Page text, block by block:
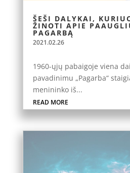
ŠEŠI DALYKAI,
ŽINOTI APIE
PAGARBĄ
2021.02.26
1960-ųjų pabaigoje viena
pavadinimu „Pagarba“
menininko iš...
READ MORE